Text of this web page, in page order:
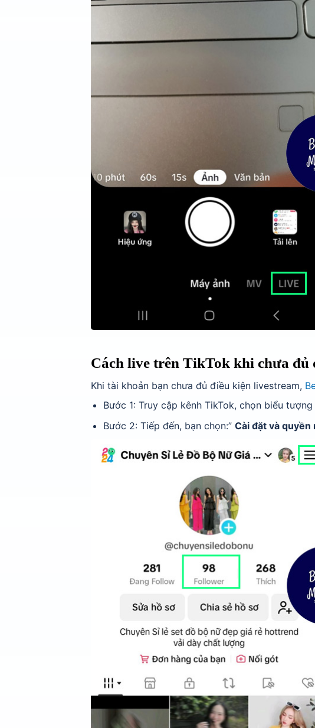
Cách live trên TikTok khi chưa đủ
Khi tài khoản bạn chưa đủ điều kiện livestream,
Bước 1: Truy cập kênh TikTok, chọn biểu tượng
Bước 2: Tiếp đến, bạn chọn:”Cài đặt và